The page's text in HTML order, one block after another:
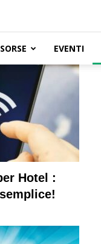
EVENTI
Hotel :